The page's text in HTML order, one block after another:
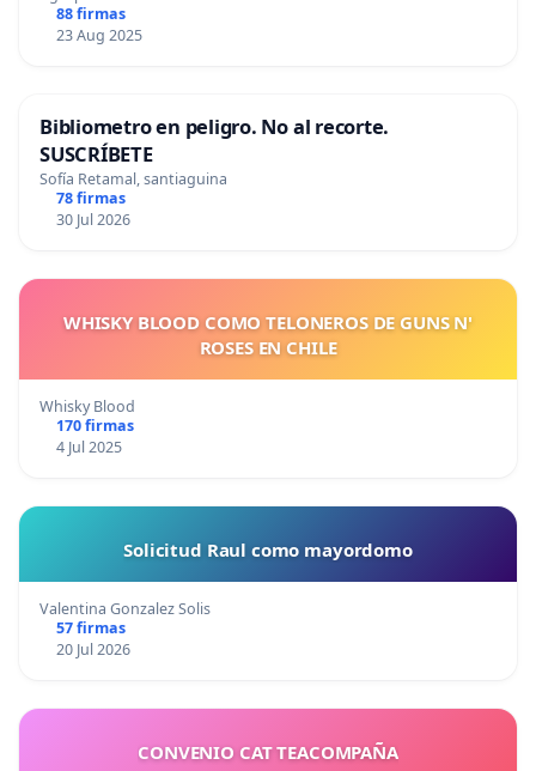
88 firmas
23 Aug 2025
Bibliometro en peligro. No al recorte.
SUSCRÍBETE
Sofía Retamal, santiaguina
78 firmas
30 Jul 2026
WHISKY BLOOD COMO TELONEROS DE GUNS N'
ROSES EN CHILE
Whisky Blood
170 firmas
4 Jul 2025
Solicitud Raul como mayordomo
Valentina Gonzalez Solis
57 firmas
20 Jul 2026
CONVENIO CAT TEACOMPAÑA